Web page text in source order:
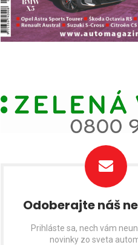
Odoberajte náš
Prihláste sa, nech vám
novinky zo sveta